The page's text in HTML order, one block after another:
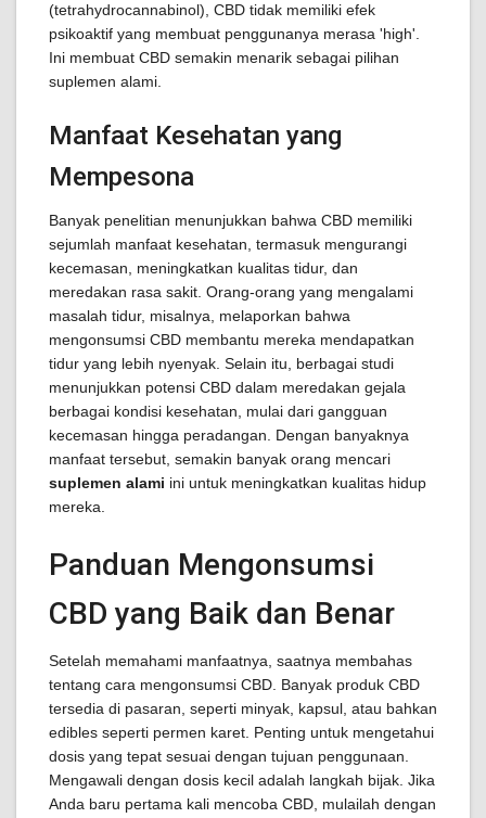
(tetrahydrocannabinol), CBD tidak memiliki efek
psikoaktif yang membuat penggunanya merasa 'high'.
Ini membuat CBD semakin menarik sebagai pilihan
suplemen alami.
Manfaat Kesehatan yang
Mempesona
Banyak penelitian menunjukkan bahwa CBD memiliki
sejumlah manfaat kesehatan, termasuk mengurangi
kecemasan, meningkatkan kualitas tidur, dan
meredakan rasa sakit. Orang-orang yang mengalami
masalah tidur, misalnya, melaporkan bahwa
mengonsumsi CBD membantu mereka mendapatkan
tidur yang lebih nyenyak. Selain itu, berbagai studi
menunjukkan potensi CBD dalam meredakan gejala
berbagai kondisi kesehatan, mulai dari gangguan
kecemasan hingga peradangan. Dengan banyaknya
manfaat tersebut, semakin banyak orang mencari
suplemen alami ini untuk meningkatkan kualitas hidup
mereka.
Panduan Mengonsumsi
CBD yang Baik dan Benar
Setelah memahami manfaatnya, saatnya membahas
tentang cara mengonsumsi CBD. Banyak produk CBD
tersedia di pasaran, seperti minyak, kapsul, atau bahkan
edibles seperti permen karet. Penting untuk mengetahui
dosis yang tepat sesuai dengan tujuan penggunaan.
Mengawali dengan dosis kecil adalah langkah bijak. Jika
Anda baru pertama kali mencoba CBD, mulailah dengan